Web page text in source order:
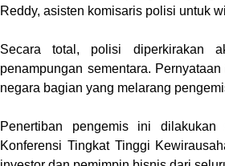
Reddy, asisten komisaris polisi untuk
Secara total, polisi diperkirakan
penampungan sementara.
negara bagian yang melarang
Penertiban pengemis ini
Konferensi Tingkat Tinggi